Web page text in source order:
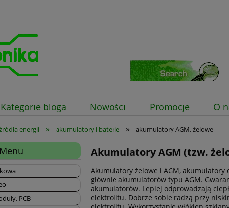
Kategorie bloga Nowości Promocje O
energii » akumulatory i baterie » akumulatory AGM, żelowe
Menu
PCB
Akumulatory AGM (tzw.
Akumulatory żelowe i AGM, akumulatory
głównie akumulatorów typu AGM.
akumulatorów. Lepiej odprowadzają
elektrolitu. Dobrze sobie radzą przy